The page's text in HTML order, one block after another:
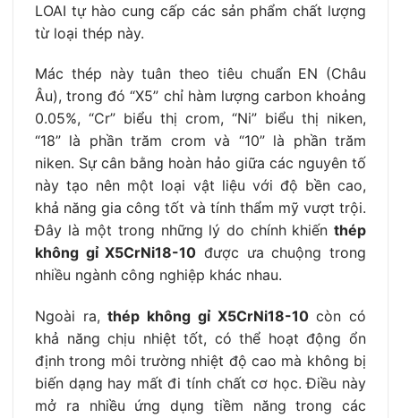
LOAI tự hào cung cấp các sản phẩm chất lượng
từ loại thép này.
Mác thép này tuân theo tiêu chuẩn EN (Châu
Âu), trong đó “X5” chỉ hàm lượng carbon khoảng
0.05%, “Cr” biểu thị crom, “Ni” biểu thị niken,
“18” là phần trăm crom và “10” là phần trăm
niken. Sự cân bằng hoàn hảo giữa các nguyên tố
này tạo nên một loại vật liệu với độ bền cao,
khả năng gia công tốt và tính thẩm mỹ vượt trội.
Đây là một trong những lý do chính khiến thép
không gỉ X5CrNi18-10 được ưa chuộng trong
nhiều ngành công nghiệp khác nhau.
Ngoài ra,thép không gỉ X5CrNi18-10còn có
khả năng chịu nhiệt tốt, có thể hoạt động ổn
định trong môi trường nhiệt độ cao mà không bị
biến dạng hay mất đi tính chất cơ học. Điều này
mở ra nhiều ứng dụng tiềm năng trong các